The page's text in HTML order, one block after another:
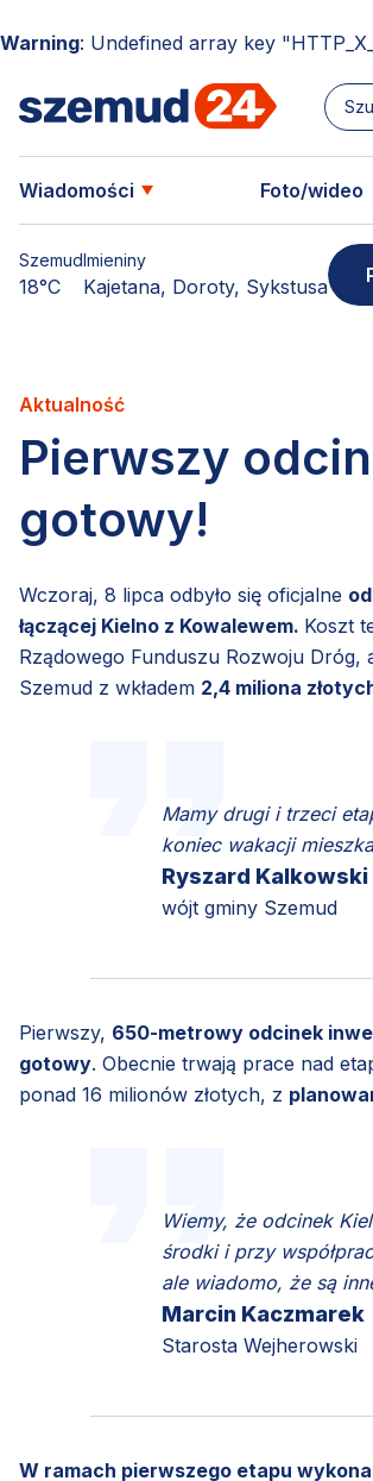
Warning: Undefined array key
Wiadomości Foto/wideo
Szemud
18°C
Imieniny
Kajetana, Doroty, Sykstusa
Donimierz i Szemud.
Aktualność
Pierwszy
gotowy!
Wczoraj, 8 lipca odbyło się oficjalne
łączącej Kielno z Kowalewem. Koszt
Rządowego Funduszu Rozwoju Dróg,
Szemud z wkładem 2,4 miliona
Mamy drugi i trzeci
koniec wakacji
Ryszard Kalkowski
wójt gminy Szemud
Pierwszy, 650-metrowy odcinek
gotowy. Obecnie trwają prace nad
ponad 16 milionów złotych, z
Wiemy, że odcinek
środki i przy
ale wiadomo, że są
Marcin Kaczmarek
Starosta Wejherowski
W ramach pierwszego etapu